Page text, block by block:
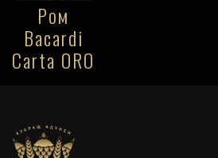
Ром
Bacardi
Carta ORO